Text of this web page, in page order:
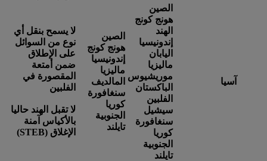
آسيا
الصين
هونج كونج
الهند
إندونيسيا
اليابان
ماليزيا
موريشيوس
الباكستان
الفلبين
سيشيل
سنغافورة
كوريا
الجنوبية
تايلند
الصين
هونج كونج
إندونيسيا
ماليزيا
المالديف
سنغافورة
كوريا
الجنوبية
تايلند
لا يسمح بنقل أي
نوع من السوائل
على الإطلاق
ضمن أمتعة
المقصورة في
الفلبين
لا تقبل الهند حاليا
بالأكياس آمنة
الإغلاق (STEB)